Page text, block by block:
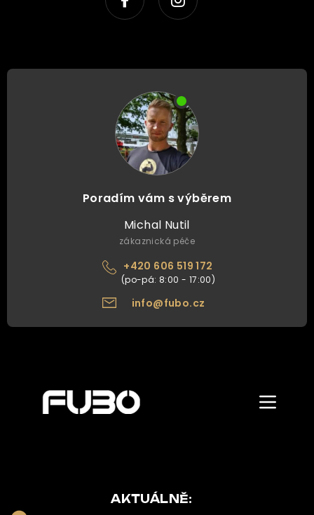
Poradím vám s výběrem
Michal Nutil
zákaznická péče
+420 606 519 172
info@fubo.cz
NAŠE NABÍDKA
Zobrazit/
menu
AKTUÁLNĚ: